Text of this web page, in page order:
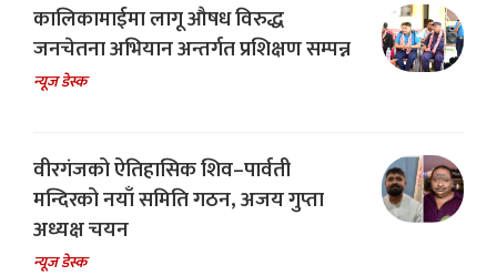
कालिकामाईमा लागू औषध विरुद्ध
जनचेतना अभियान अन्तर्गत प्रशिक्षण सम्पन्न
न्यूज डेस्क
वीरगंजको ऐतिहासिक शिव–पार्वती
मन्दिरको नयाँ समिति गठन, अजय गुप्ता
अध्यक्ष चयन
न्यूज डेस्क